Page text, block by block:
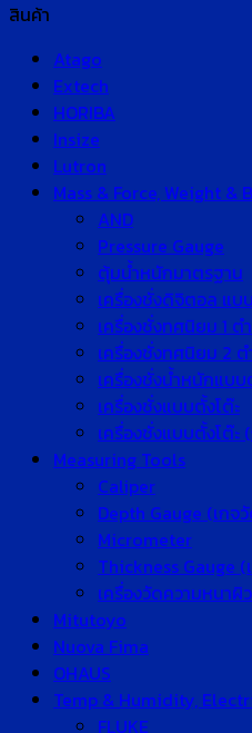
สินค้า
Atago
Extech
HORIBA
Insize
Lutron
Mass & Force, Weight &
AND
Pressure Gauge
ตุ้มน้ำหนักมาตรฐาน
เครื่องชั่งดิจิตอล แบ
เครื่องชั่งทศนิยม 1 ต
เครื่องชั่งทศนิยม 2
เครื่องชั่งน้ำหนักแบ
เครื่องชั่งแบบตั้งโต๊ะ
เครื่องชั่งแบบตั้งโต๊ะ
Measuring Tools
Caliper
Depth Gauge (เกจ
Micrometer
Thickness Gauge
เครื่องวัดความหนาผิ
Mitutoyo
Nuova Fima
OHAUS
Temp & Humidity,
FLUKE